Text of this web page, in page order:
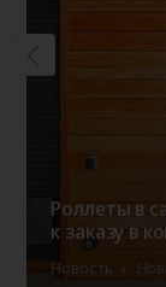
Роллеты в
к заказу в
Новость